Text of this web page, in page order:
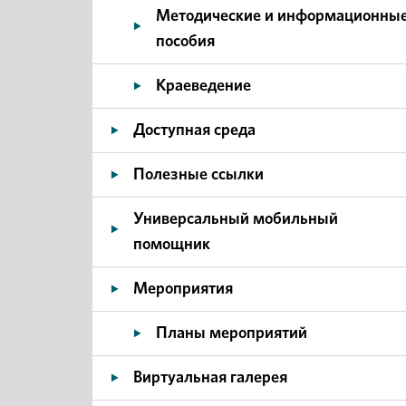
Методические и
пособия
Краеведение
Доступная среда
Полезные ссылки
Универсальный мобильный
помощник
Мероприятия
Планы мероприятий
Виртуальная галерея